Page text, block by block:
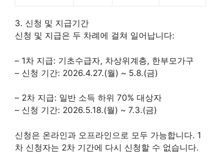
3. 신청 및 지급기간
신청 및 지급은 두 차례에 걸쳐 일어납니다:
– 1차 지급: 기초수급자, 차상위계층, 한부모가구
– 신청 기간: 2026.4.27.(월) ~ 5.8.(금)
– 2차 지급: 일반 소득 하위 70% 대상자
– 신청 기간: 2026.5.18.(월) ~ 7.3.(금)
신청은 온라인과 오프라인으로 모두 가능합니다. 1
차 신청자는 2차 기간에 다시 신청할 수 없습니다.